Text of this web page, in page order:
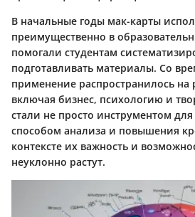
В начальные годы мак-карты
преимущественно в
помогали студентам
подготавливать материалы. Со
применение распространилось
включая бизнес, психологию и
стали не просто инструментом
способом анализа и повышения
контексте их важность и
неуклонно растут.